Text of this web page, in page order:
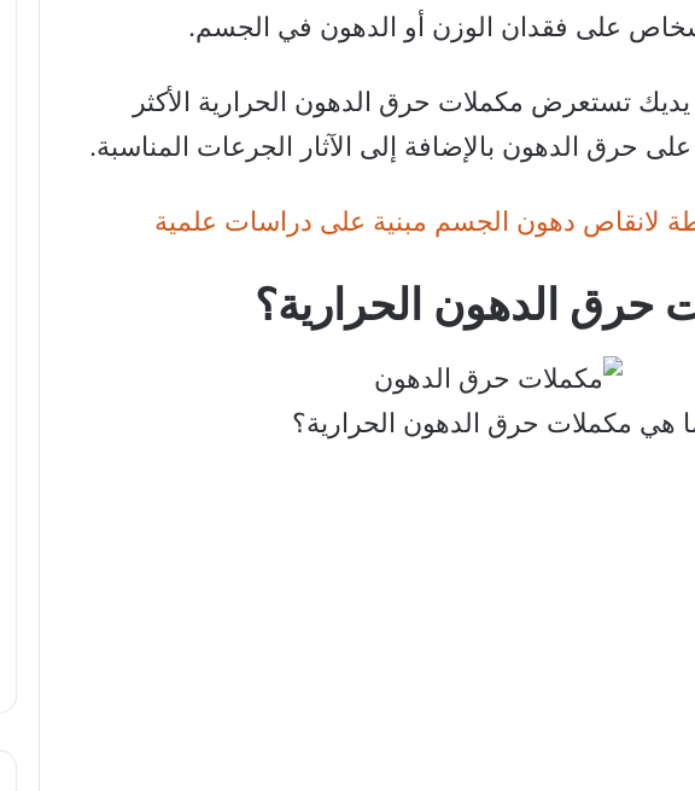
على فقدان الوزن أو الدهون في الجسم.
يديك تستعرض مكملات حرق الدهون الحرارية الأكثر
حرق الدهون بالإضافة إلى الآثار الجرعات المناسبة.
حرق الدهون الحرارية؟
هي مكملات حرق الدهون الحرارية؟